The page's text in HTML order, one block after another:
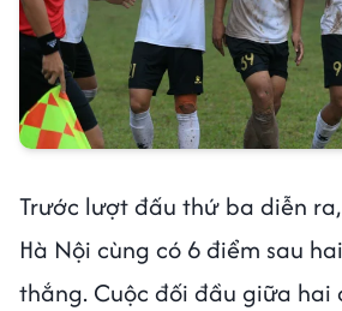
Trước lượt đấu thứ ba diễn ra,
Hà Nội cùng có 6 điểm sau
thắng. Cuộc đối đầu giữa hai